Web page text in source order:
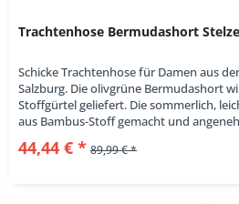
Trachtenhose Bermudashort
Schicke Trachtenhose für Damen aus
Salzburg. Die olivgrüne Bermudashort
Stoffgürtel geliefert. Die sommerlich,
aus Bambus-Stoff gemacht und
44,44 € * 89,99 € *